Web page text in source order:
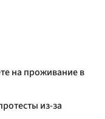
на проживание в
из-за